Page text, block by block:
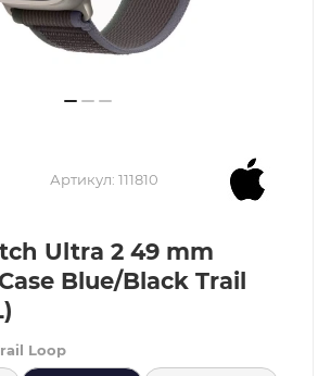
Артикул: 111810
Ultra 2 49 mm
Blue/Black Trail
Loop